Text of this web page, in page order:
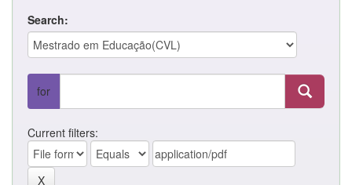
Search:
for
Current filters: